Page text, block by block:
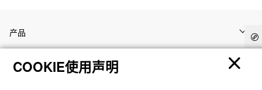
产品
客户支持
COOKIE使用声明